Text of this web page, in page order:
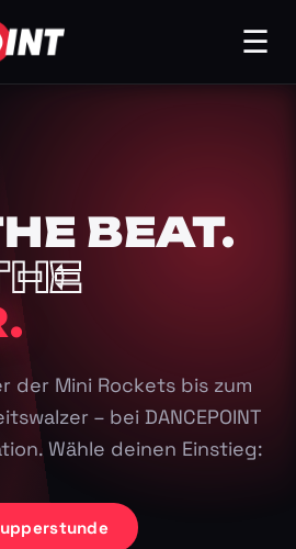
☰
BEAT.
der Mini Rockets bis zum
– bei DANCEPOINT
Wähle deinen Einstieg: